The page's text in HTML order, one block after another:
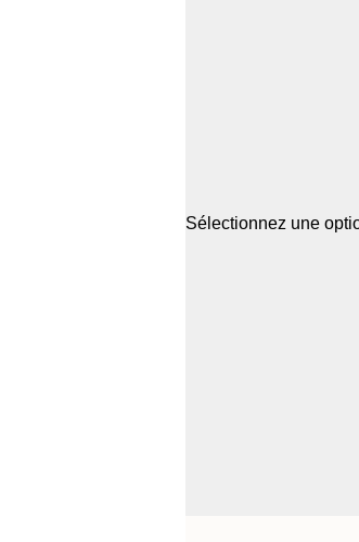
Sélectionnez une